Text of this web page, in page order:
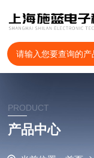
PRODUCT
产品中心